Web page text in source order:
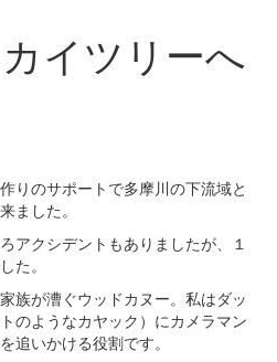
イツリーへ
りのサポートで多摩川の下流域と
ました。
アクシデントもありましたが、１
た。
族が漕ぐウッドカヌー。私はダッ
のようなカヤック）にカメラマン
追いかける役割です。